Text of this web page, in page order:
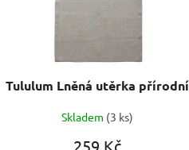
Tululum Lněná utěrka přírodní
Skladem (3 ks)
259 Kč